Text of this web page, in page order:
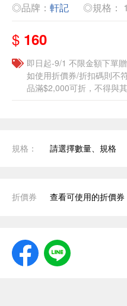
◎品牌： 軒記 ◎規格：
$ 160
即日起-9/1 不限金額下單
如使用折價券/折扣碼則不
品滿$2,000可折，不得與
規格： 請選擇數量、規格
折價券 查看可使用的折價券